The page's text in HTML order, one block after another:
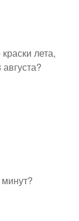
лета,